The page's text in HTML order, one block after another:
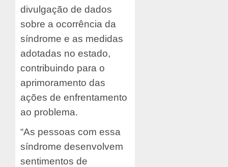
divulgação de dados
sobre a ocorrência da
síndrome e as medidas
adotadas no estado,
contribuindo para o
aprimoramento das
ações de enfrentamento
ao problema.
“As pessoas com essa
síndrome desenvolvem
sentimentos de